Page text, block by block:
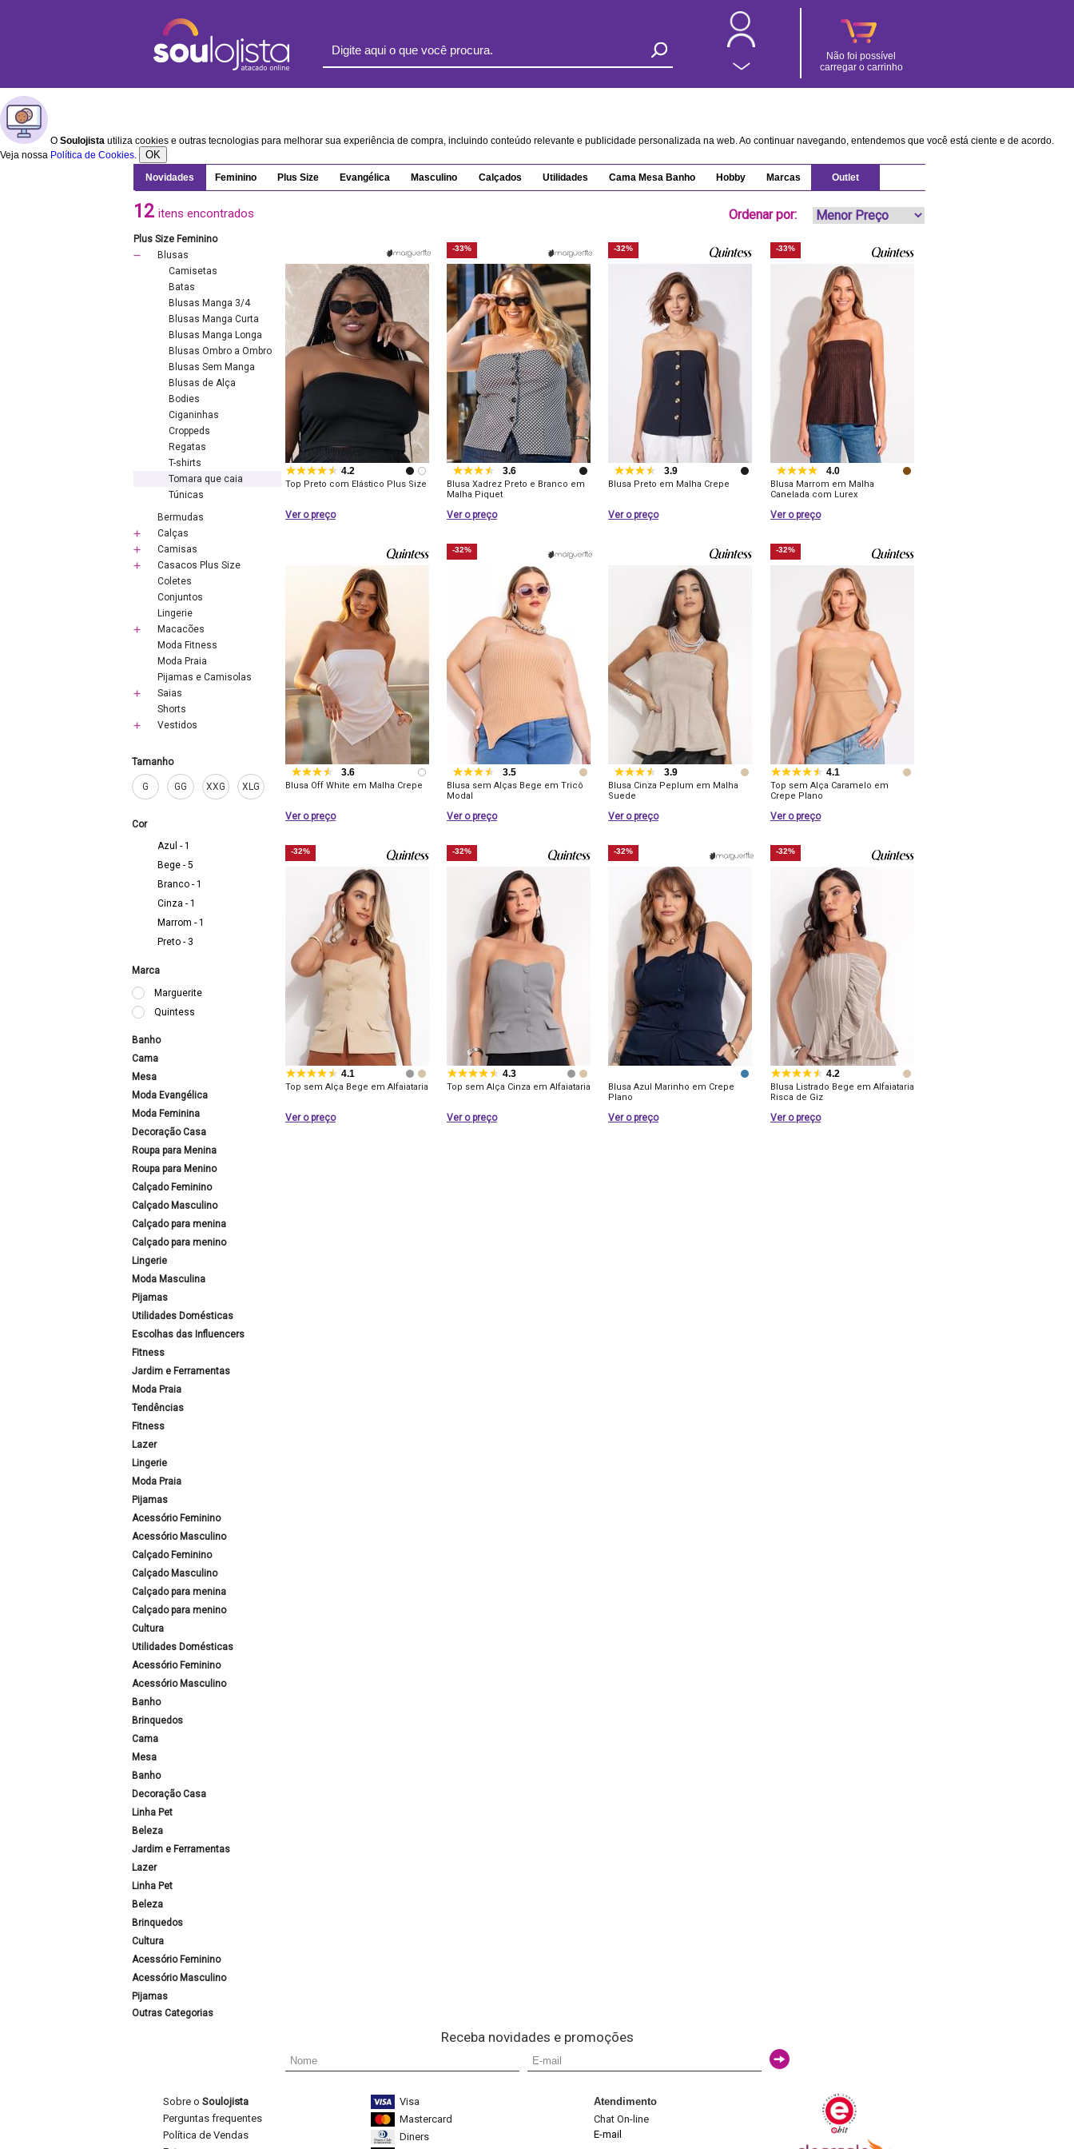
Não foi possível
carregar o carrinho
O Soulojista utiliza cookies e outras tecnologias para melhorar sua experiência de compra, incluindo conteúdo relevante e publicidade personalizada na web. Ao continuar navegando, entendemos que você está ciente e de acordo.
Veja nossa Política de Cookies. OK
Novidades Feminino Plus Size Evangélica Masculino Calçados Utilidades Cama Mesa Banho Hobby Marcas Outlet
12 itens encontrados Ordenar por:
Plus Size Feminino
Blusas
Camisetas
Batas
Blusas Manga 3/4
Blusas Manga Curta
Blusas Manga Longa
Blusas Ombro a Ombro
Blusas Sem Manga
Blusas de Alça
Bodies
Ciganinhas
Croppeds
Regatas
T-shirts
Tomara que caia
Túnicas
Bermudas
Calças
Camisas
Casacos Plus Size
Coletes
Conjuntos
Lingerie
Macacões
Moda Fitness
Moda Praia
Pijamas e Camisolas
Saias
Shorts
Vestidos
Tamanho
G GG XXG XLG
Cor
Azul - 1
Bege - 5
Branco - 1
Cinza - 1
Marrom - 1
Preto - 3
Marca
Marguerite
Quintess
Banho
Cama
Mesa
Moda Evangélica
Moda Feminina
Decoração Casa
Roupa para Menina
Roupa para Menino
Calçado Feminino
Calçado Masculino
Calçado para menina
Calçado para menino
Lingerie
Moda Masculina
Pijamas
Utilidades Domésticas
Escolhas das Influencers
Fitness
Jardim e Ferramentas
Moda Praia
Tendências
Fitness
Lazer
Lingerie
Moda Praia
Pijamas
Acessório Feminino
Acessório Masculino
Calçado Feminino
Calçado Masculino
Calçado para menina
Calçado para menino
Cultura
Utilidades Domésticas
Acessório Feminino
Acessório Masculino
Banho
Brinquedos
Cama
Mesa
Banho
Decoração Casa
Linha Pet
Beleza
Jardim e Ferramentas
Lazer
Linha Pet
Beleza
Brinquedos
Cultura
Acessório Feminino
Acessório Masculino
Pijamas
Outras Categorias
4.2
Top Preto com Elástico Plus Size
Ver o preço
-33%
3.6
Blusa Xadrez Preto e Branco em
Malha Piquet
Ver o preço
-32%
3.9
Blusa Preto em Malha Crepe
Ver o preço
-33%
4.0
Blusa Marrom em Malha
Canelada com Lurex
Ver o preço
3.6
Blusa Off White em Malha Crepe
Ver o preço
-32%
3.5
Blusa sem Alças Bege em Tricô
Modal
Ver o preço
3.9
Blusa Cinza Peplum em Malha
Suede
Ver o preço
-32%
4.1
Top sem Alça Caramelo em
Crepe Plano
Ver o preço
-32%
4.1
Top sem Alça Bege em Alfaiataria
Ver o preço
-32%
4.3
Top sem Alça Cinza em Alfaiataria
Ver o preço
-32%
Blusa Azul Marinho em Crepe
Plano
Ver o preço
-32%
4.2
Blusa Listrado Bege em Alfaiataria
Risca de Giz
Ver o preço
Receba novidades e promoções
Sobre o Soulojista
Perguntas frequentes
Política de Vendas
Visa
Mastercard
Diners
Atendimento
Chat On-line
E-mail